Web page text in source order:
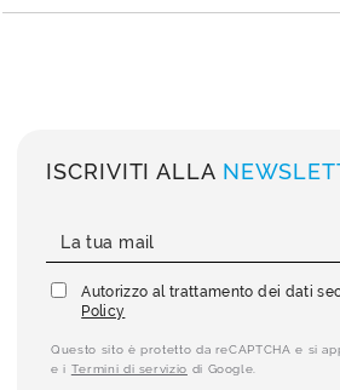
ISCRIVITI ALLA
Autorizzo al trattamento dei dati
Policy
Questo sito è protetto da reCAPTCHA e si
e i Termini di servizio di Google.